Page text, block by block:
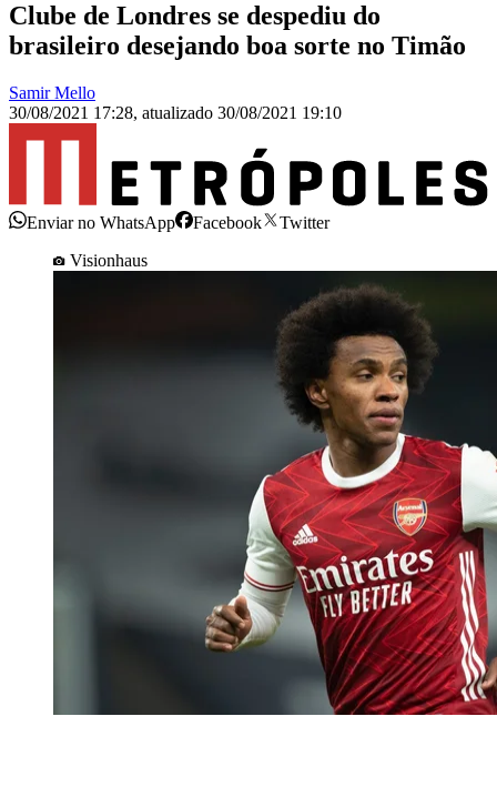
Clube de Londres se despediu do
brasileiro desejando boa sorte no Timão
Samir Mello
30/08/2021 17:28, atualizado 30/08/2021 19:10
Enviar no WhatsApp Facebook
Twitter
Visionhaus